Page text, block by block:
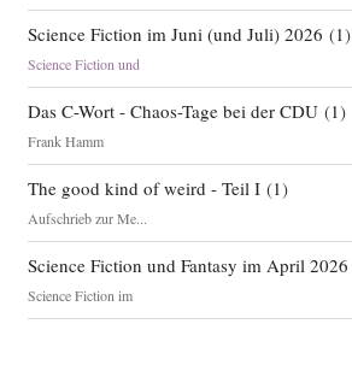
Science Fiction im Juni (und Juli) 2026 (1)
Science Fiction und
Das C-Wort - Chaos-Tage bei der CDU(1)
Frank Hamm
The good kind of weird - Teil I(1)
Aufschrieb zur Me...
Science Fiction und Fantasy im April 2026
Science Fiction im